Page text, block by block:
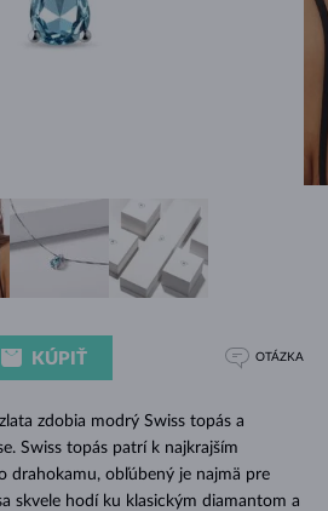
zdobia modrý Swiss topás a
Swiss topás patrí k najkrajším
drahokamu, obľúbený je najmä pre
skvele hodí ku klasickým diamantom a
KÚPIŤ OTÁZKA